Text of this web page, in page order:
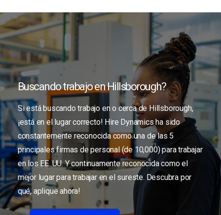
Buscando trabajo en Hillsborough?
Si está buscando trabajo en o cerca de Hillsborough,
¡está en el lugar correcto! Hire Dynamics ha sido
constantemente reconocida como una de las 5
principales firmas de personal (de 10,000) para trabajar
en los EE. UU. Y continuamente reconocida como el
mejor lugar para trabajar en el sureste. Descubra por
qué, aplique ahora!